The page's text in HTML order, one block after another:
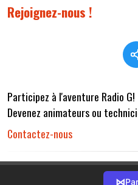
Rejoignez-nous !
Participez à l'aventure Radio G!
Devenez animateurs ou
Contactez-nous
⋈